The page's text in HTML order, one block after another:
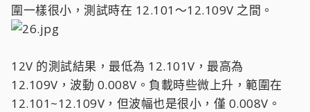
圍一樣很小，測試時在 12.101～12.109V 之間。
12V 的測試結果，最低為 12.101V，最高為
12.109V，波動 0.008V。負載時些微上升，範圍在
12.101~12.109V，但波幅也是很小，僅 0.008V。